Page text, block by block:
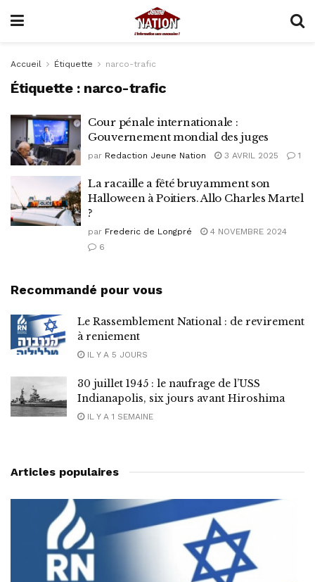
Accueil Étiquette narco-trafic
Étiquette : narco-trafic
Cour pénale internationale :
Gouvernement mondial des juges
par Redaction Jeune Nation 3 AVRIL 2025 1
La racaille a fêté bruyamment son
Halloween à Poitiers. Allo Charles Martel
?
par Frederic de Longpré
4 NOVEMBRE 2024
6
Recommandé pour vous
Le Rassemblement National : de revirement
à reniement
IL Y A 5 JOURS
30 juillet 1945 : le naufrage de l’USS
Indianapolis, six jours avant Hiroshima
IL Y A 1 SEMAINE
Articles populaires